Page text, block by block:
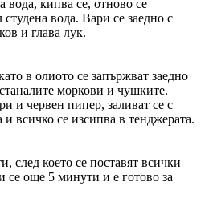
вода, кипва се, отново се
вода. Вари се заедно с
и глава лук.
в олиото се запържват заедно
моркови и чушките.
и червен пипер, заливат се с
и всичко се изсипва в тенджерата.
след което се поставят всички
се още 5 минути и е готово за